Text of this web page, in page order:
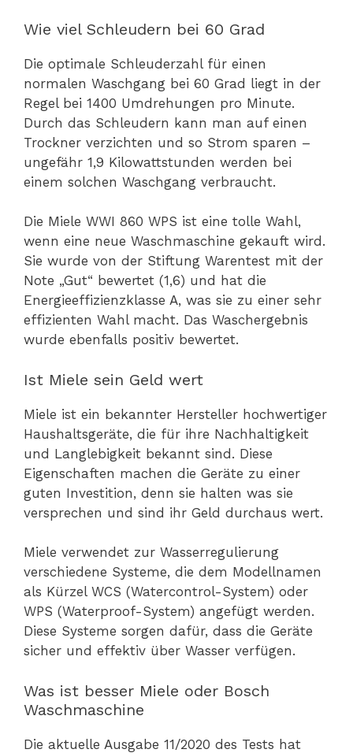
Wie viel Schleudern bei 60 Grad
Die optimale Schleuderzahl für einen
normalen Waschgang bei 60 Grad liegt in der
Regel bei 1400 Umdrehungen pro Minute.
Durch das Schleudern kann man auf einen
Trockner verzichten und so Strom sparen –
ungefähr 1,9 Kilowattstunden werden bei
einem solchen Waschgang verbraucht.
Die Miele WWI 860 WPS ist eine tolle Wahl,
wenn eine neue Waschmaschine gekauft wird.
Sie wurde von der Stiftung Warentest mit der
Note „Gut“ bewertet (1,6) und hat die
Energieeffizienzklasse A, was sie zu einer sehr
effizienten Wahl macht. Das Waschergebnis
wurde ebenfalls positiv bewertet.
Ist Miele sein Geld wert
Miele ist ein bekannter Hersteller hochwertiger
Haushaltsgeräte, die für ihre Nachhaltigkeit
und Langlebigkeit bekannt sind. Diese
Eigenschaften machen die Geräte zu einer
guten Investition, denn sie halten was sie
versprechen und sind ihr Geld durchaus wert.
Miele verwendet zur Wasserregulierung
verschiedene Systeme, die dem Modellnamen
als Kürzel WCS (Watercontrol-System) oder
WPS (Waterproof-System) angefügt werden.
Diese Systeme sorgen dafür, dass die Geräte
sicher und effektiv über Wasser verfügen.
Was ist besser Miele oder Bosch
Waschmaschine
Die aktuelle Ausgabe 11/2020 des Tests hat